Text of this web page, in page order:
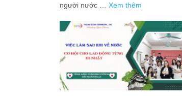
người nước … Xem thêm